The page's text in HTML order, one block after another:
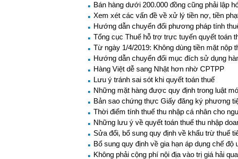
Bán hàng dưới 200.000 đồng cũng phải lập
Xem xét các vấn đề về xử lý tiền nợ, tiền
Hướng dẫn chuyển đổi phương pháp tính
Tổng cục Thuế hỗ trợ trực tuyến quyết toán
Từ ngày 1/4/2019: Không dùng tiền mặt nộp
Hướng dẫn chuyển đổi mục đích sử dụng
Hàng Việt dễ sang Nhật hơn nhờ CPTPP
Lưu ý tránh sai sót khi quyết toán thuế
Những mặt hàng được quy định trong luật
Bản sao chứng thực Giấy đăng ký phương
Thời điểm tính thuế thu nhập cá nhân cho
Những lưu ý về quyết toán thuế thu nhập
Sửa đổi, bổ sung quy định về khấu trừ thuế
Bổ sung quy định về gia hạn áp dụng chế
Không phải cộng phí nội địa vào trị giá hải